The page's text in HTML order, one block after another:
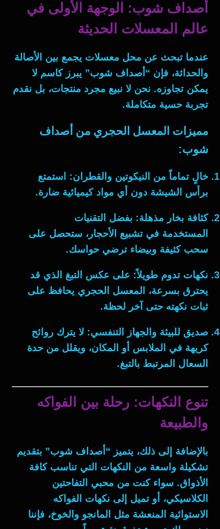
أصداف شوب: الوجهة الأولى في
عالم المعسلات الحديثة
عندما تبحث عن محل معسلات يجمع بين الأصالة
والحداثة، فإن “أصداف شوب” يبرز كاسم لا
يمكن تجاوزه. نحن لا نبيع مجرد منتجات، بل نقدم
تجربة حسية متكاملة.
مميزات المعسل الحجري من أصداف
شوب:
خالٍ تماماً من النيكوتين والقطران: استمتع
برأس الشيشة دون أي مواد كيميائية ضارة.
كثافة بخار مذهلة: بفضل التقنيات
المستخدمة في تشبيع الأحجار، ستحصل على
سحب كثيفة وبيضاء ترضي حواسك.
نكهات تدوم طويلاً: على عكس التبغ الذي قد
يحترق بسرعة، المعسل الحجري يحافظ على
ثبات نكهته حتى آخر لحظة.
صديق للبيئة والجهاز التنفسي: لا يترك روائح
كريهة في الملابس أو المكان، ويقلل من حدة
السعال المرتبط بالتبغ.
تنوع النكهات: رحلة بين الفواكه
والطبيعة
بالإضافة إلى ذلك، يتميز “أصداف شوب” بتقديم
تشكيلة واسعة من النكهات التي تناسب كافة
الأذواق. سواء كنت من محبي التفاحتين
الكلاسيكي، أو تميل إلى نكهات الفواكه
الاستوائية المنعشة مثل المانجو والخوخ، فإننا